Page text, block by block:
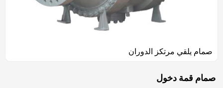
صمام يلقي مرتكز الدوران
صمام قمة دخول